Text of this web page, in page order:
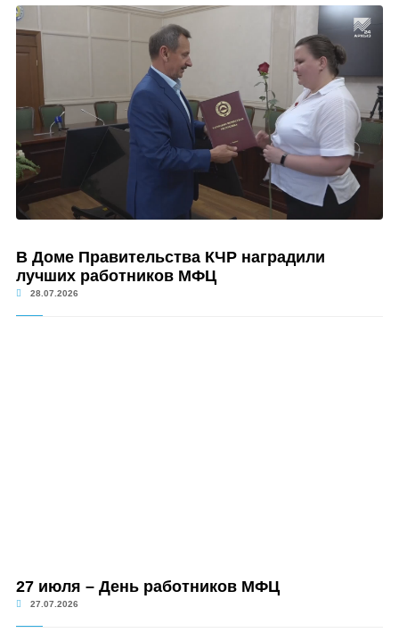
В Доме Правительства КЧР наградили
лучших работников МФЦ
28.07.2026
27 июля – День работников МФЦ
27.07.2026